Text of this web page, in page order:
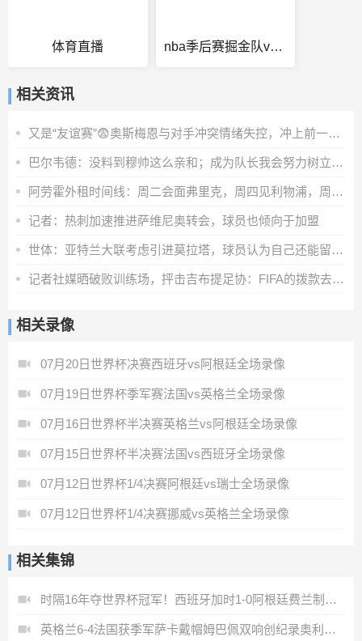
体育直播 nba季后赛掘金队vs爵士2009
相关资讯
又是“友谊赛”😨奥斯梅恩与对手冲突情绪失控，冲上前一把推翻
巴尔韦德：没料到穆帅这么亲和；成为队长我会努力树立正向表率
阿劳霍外租时间线：周二会面弗里克，周四见利物浦，周五晚间敲定
记者：热刺加速推进萨维尼奥转会，球员也倾向于加盟
世体：亚特兰大联考虑引进莫拉塔，球员认为自己还能留在顶级联赛
记者社媒晒破败训练场，抨击吉布提足协：FIFA的拨款去哪里了？
相关录像
07月20日世界杯决赛西班牙vs阿根廷全场录像
07月19日世界杯季军赛法国vs英格兰全场录像
07月16日世界杯半决赛英格兰vs阿根廷全场录像
07月15日世界杯半决赛法国vs西班牙全场录像
07月12日世界杯1/4决赛阿根廷vs瑞士全场录像
07月12日世界杯1/4决赛挪威vs英格兰全场录像
相关集锦
时隔16年夺世界杯冠军！西班牙加时1-0阿根廷费兰制胜恩佐染红
英格兰6-4法国获季军萨卡戴帽姆巴佩双响创纪录奥利塞2助+失良机